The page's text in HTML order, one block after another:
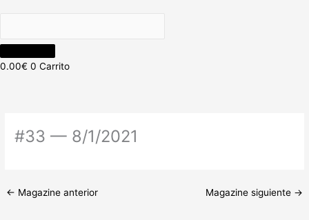
0.00€ 0 Carrito
#33 — 8/1/2021
← Magazine anterior Magazine siguiente →